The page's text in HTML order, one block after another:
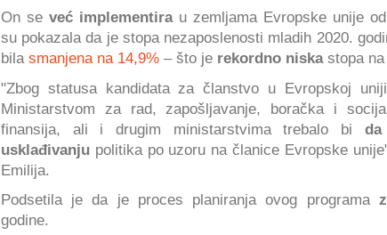
On seveć implementirau zemljama Evropske unije
su pokazala da je stopa nezaposlenosti mladih 2020.
bila smanjena na 14,9% – što je rekordno niskastopa na
"Zbog statusa kandidata za članstvo u Evropskoj
Ministarstvom za rad, zapošljavanje, boračka i
finansija, ali i drugim ministarstvima trebalo bi
usklađivanju politika po uzoru na članice Evropske
Emilija.
Podsetila je da je proces planiranja ovog programa
godine.